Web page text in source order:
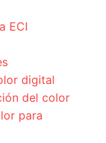
ECI
digital
del color
para